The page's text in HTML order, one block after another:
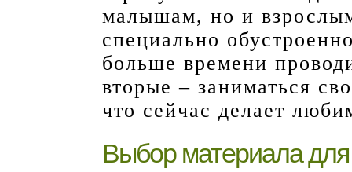
малышам, но и
специально
больше времени
вторые – заниматься
что сейчас делает
Выбор материала